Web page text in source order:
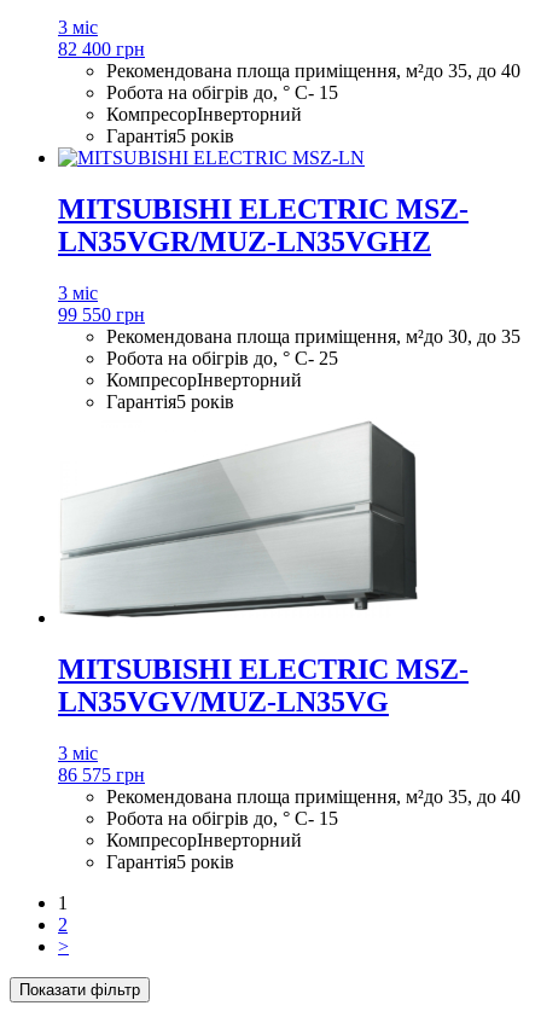
3 міс
82 400 грн
Рекомендована площа приміщення, м²до 35, до 40
Робота на обігрів до, ° С- 15
КомпресорІнверторний
Гарантія5 років
MITSUBISHI ELECTRIC MSZ-
LN35VGR/MUZ-LN35VGHZ
3 міс
99 550 грн
Рекомендована площа приміщення, м²до 30, до 35
Робота на обігрів до, ° С- 25
КомпресорІнверторний
Гарантія5 років
MITSUBISHI ELECTRIC MSZ-
LN35VGV/MUZ-LN35VG
3 міс
86 575 грн
Рекомендована площа приміщення, м²до 35, до 40
Робота на обігрів до, ° С- 15
КомпресорІнверторний
Гарантія5 років
1
2
>
Показати фільтр